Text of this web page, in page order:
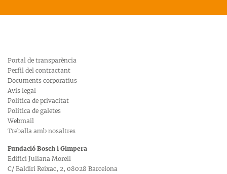
Portal de transparència
Perfil del contractant
Documents corporatius
Avís legal
Política de privacitat
Política de galetes
Webmail
Treballa amb nosaltres
Fundació Bosch i Gimpera
Edifici Juliana Morell
C/ Baldiri Reixac, 2, 08028 Barcelona